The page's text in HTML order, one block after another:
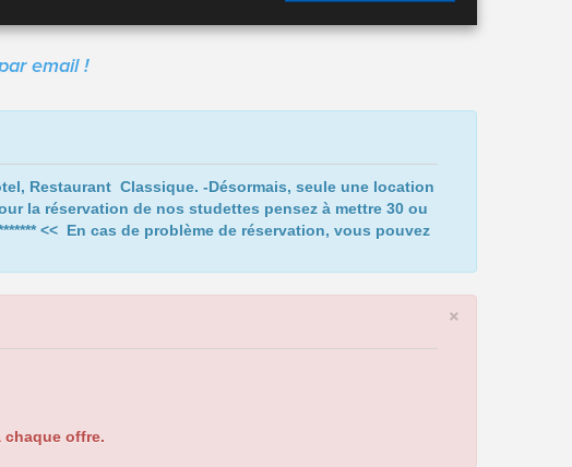
email !
Restaurant Classique. -Désormais, seule une location
la réservation de nos studettes pensez à mettre 30 ou
<< En cas de problème de réservation, vous pouvez
×
offre.